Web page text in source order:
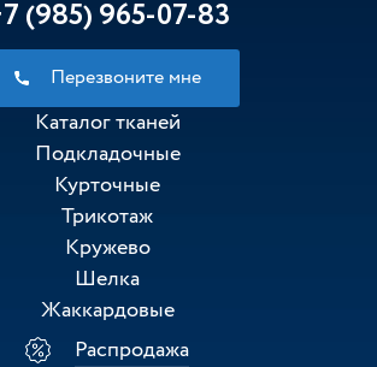
(985) 965-07-83
Перезвоните мне
Каталог тканей
Подкладочные
Курточные
Трикотаж
Кружево
Шелка
Жаккардовые
Распродажа